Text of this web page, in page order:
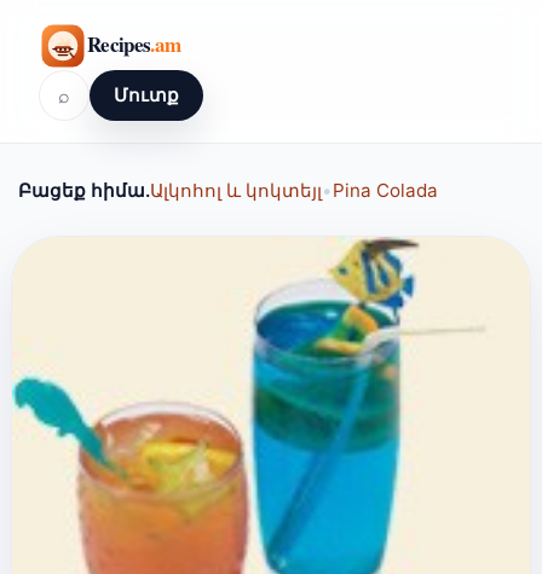
⌕ Մուտք
Բացեք հիմա.Ալկոհոլ և կոկտեյլ•Pina Colada